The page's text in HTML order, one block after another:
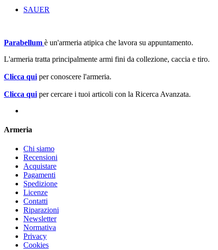
SAUER
Parabellum è un'armeria atipica che lavora su appuntamento.
L'armeria tratta principalmente armi fini da collezione, caccia e tiro.
Clicca qui per conoscere l'armeria.
Clicca qui per cercare i tuoi articoli con la Ricerca Avanzata.
Armeria
Chi siamo
Recensioni
Acquistare
Pagamenti
Spedizione
Licenze
Contatti
Riparazioni
Newsletter
Normativa
Privacy
Cookies